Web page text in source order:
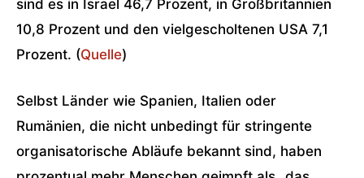
sind es in Israel 46,7 Prozent, in Großbritannien
10,8 Prozent und den vielgescholtenen USA 7,1
Prozent. (Quelle)
Selbst Länder wie Spanien, Italien oder
Rumänien, die nicht unbedingt für stringente
organisatorische Abläufe bekannt sind, haben